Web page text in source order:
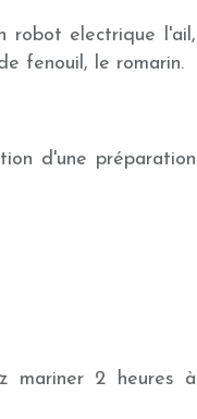
robot electrique l'ail,
fenouil, le romarin.
d'une préparation
mariner 2 heures à